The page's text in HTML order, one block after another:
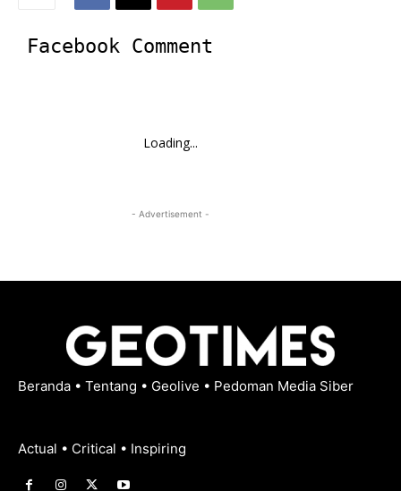
Facebook Comment
Loading...
- Advertisement -
Beranda • Tentang • Geolive • Pedoman Media Siber
Actual • Critical • Inspiring